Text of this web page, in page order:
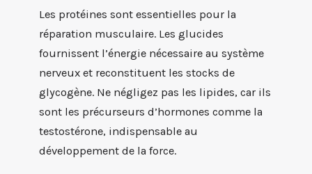
Les protéines sont essentielles pour la
réparation musculaire. Les glucides
fournissent l’énergie nécessaire au système
nerveux et reconstituent les stocks de
glycogène. Ne négligez pas les lipides, car ils
sont les précurseurs d’hormones comme la
testostérone, indispensable au
développement de la force.